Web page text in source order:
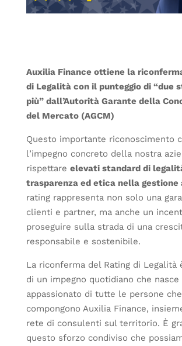
Auxilia Finance ottiene la
di Legalità con il punteggio di “due
più” dall’Autorità Garante della
del Mercato (AGCM)
Questo importante riconoscimento
l’impegno concreto della nostra
rispettare elevati standard di
trasparenza ed etica nella gestione
rating rappresenta non solo una
clienti e partner, ma anche un
proseguire sulla strada di una
responsabile e sostenibile.
La riconferma del Rating di Legalità
di un impegno quotidiano che nasce
appassionato di tutte le persone che
compongono Auxilia Finance,
rete di consulenti sul territorio. È
questo sforzo condiviso che